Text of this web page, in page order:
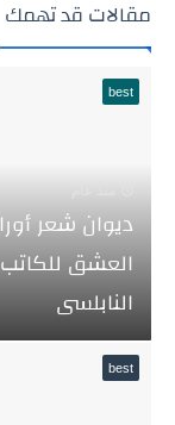
مقالات قد تهمك
best
ديوان شعر
العشق
النابلسى
best